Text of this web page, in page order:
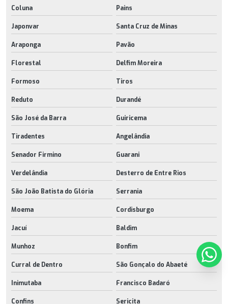
Coluna Pains
Japonvar Santa Cruz de Minas
Araponga Pavão
Florestal Delfim Moreira
Formoso Tiros
Reduto Durandé
São José da Barra Guiricema
Tiradentes Angelândia
Senador Firmino Guarani
Verdelândia Desterro de Entre Rios
São João Batista do Glória Serrania
Moema Cordisburgo
Jacuí Baldim
Munhoz Bonfim
Curral de Dentro São Gonçalo do Abaeté
Inimutaba Francisco Badaró
Confins Sericita